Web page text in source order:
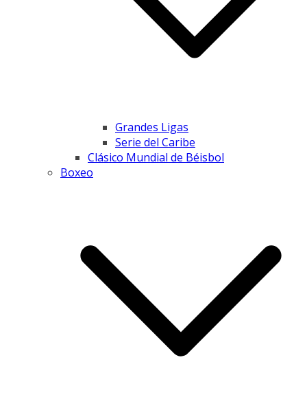
Grandes Ligas
Serie del Caribe
Clásico Mundial de Béisbol
Boxeo